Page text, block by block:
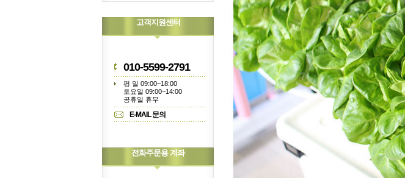
고객지원센터
010-5599-2791
평 일 09:00~18:00
토요일 09:00~14:00
공휴일 휴무
E-MAIL 문의
전화주문용 계좌